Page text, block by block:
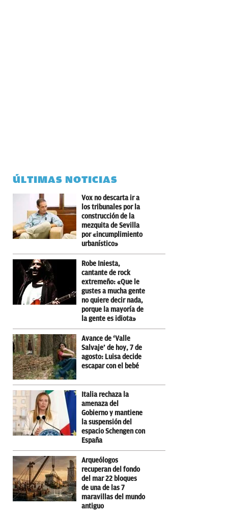
ÚLTIMAS NOTICIAS
Vox no descarta ir a
los tribunales por la
construcción de la
mezquita de Sevilla
por «incumplimiento
urbanístico»
Robe Iniesta,
cantante de rock
extremeño: «Que le
gustes a mucha gente
no quiere decir nada,
porque la mayoría de
la gente es idiota»
Avance de ‘Valle
Salvaje’ de hoy, 7 de
agosto: Luisa decide
escapar con el bebé
Italia rechaza la
amenaza del
Gobierno y mantiene
la suspensión del
espacio Schengen con
España
Arqueólogos
recuperan del fondo
del mar 22 bloques
de una de las 7
maravillas del mundo
antiguo